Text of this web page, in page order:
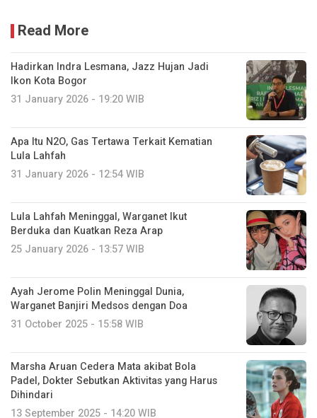
Read More
Hadirkan Indra Lesmana, Jazz Hujan Jadi
Ikon Kota Bogor
31 January 2026 - 19:20 WIB
Apa Itu N2O, Gas Tertawa Terkait Kematian
Lula Lahfah
31 January 2026 - 12:54 WIB
Lula Lahfah Meninggal, Warganet Ikut
Berduka dan Kuatkan Reza Arap
25 January 2026 - 13:57 WIB
Ayah Jerome Polin Meninggal Dunia,
Warganet Banjiri Medsos dengan Doa
31 October 2025 - 15:58 WIB
Marsha Aruan Cedera Mata akibat Bola
Padel, Dokter Sebutkan Aktivitas yang Harus
Dihindari
13 September 2025 - 14:20 WIB